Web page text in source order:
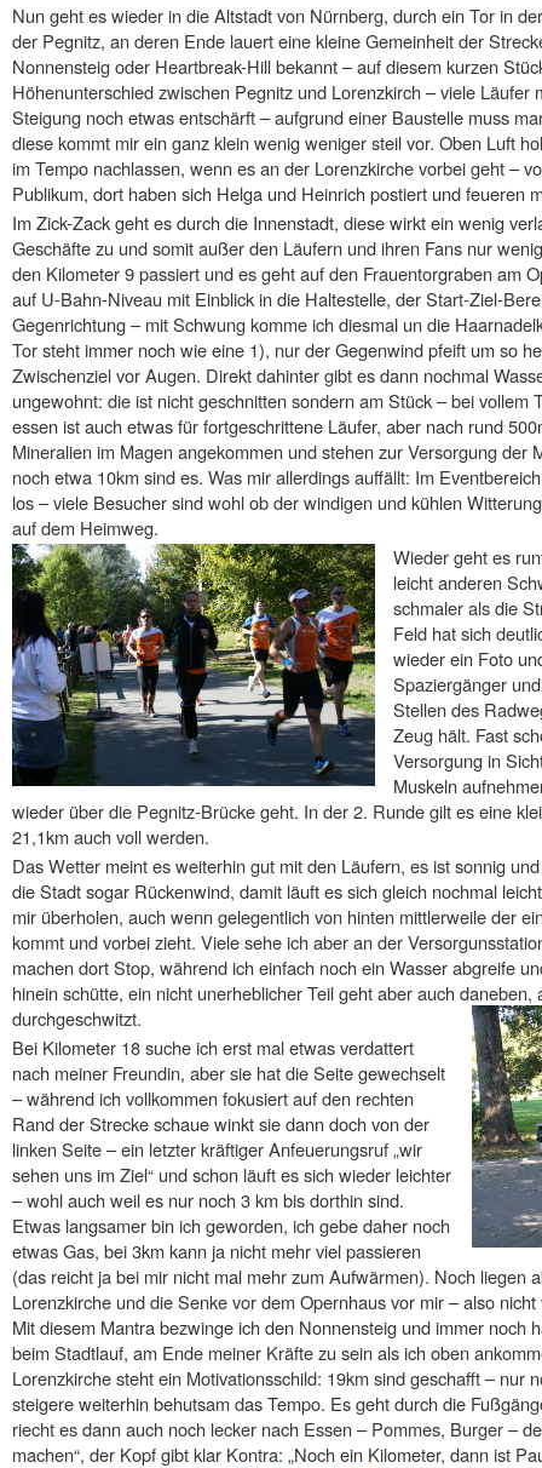
Nun geht es wieder in die Altstadt von Nürnberg, durch ein Tor in
der Pegnitz, an deren Ende lauert eine kleine Gemeinheit der
Nonnensteig oder Heartbreak-Hill bekannt – auf diesem kurzen
Höhenunterschied zwischen Pegnitz und Lorenzkirch – viele Läufer
Steigung noch etwas entschärft – aufgrund einer Baustelle muss
diese kommt mir ein ganz klein wenig weniger steil vor. Oben Luft
im Tempo nachlassen, wenn es an der Lorenzkirche vorbei geht –
Publikum, dort haben sich Helga und Heinrich postiert und feueren
Im Zick-Zack geht es durch die Innenstadt, diese wirkt ein wenig
Geschäfte zu und somit außer den Läufern und ihren Fans nur
den Kilometer 9 passiert und es geht auf den Frauentorgraben am
auf U-Bahn-Niveau mit Einblick in die Haltestelle, der Start-Ziel-
Gegenrichtung – mit Schwung komme ich diesmal un die
Tor steht immer noch wie eine 1), nur der Gegenwind pfeift um so
Zwischenziel vor Augen. Direkt dahinter gibt es dann nochmal
ungewohnt: die ist nicht geschnitten sondern am Stück – bei vollem
essen ist auch etwas für fortgeschrittene Läufer, aber nach rund
Mineralien im Magen angekommen und stehen zur Versorgung der
noch etwa 10km sind es. Was mir allerdings auffällt: Im
los – viele Besucher sind wohl ob der windigen und kühlen
auf dem Heimweg.
Wieder geht es
leicht anderen
schmaler als die
Feld hat sich
wieder ein Foto
Spaziergänger
Stellen des
Zeug hält. Fast
Versorgung in
Muskeln
wieder über die Pegnitz-Brücke geht. In der 2. Runde gilt es eine
21,1km auch voll werden.
Das Wetter meint es weiterhin gut mit den Läufern, es ist sonnig
die Stadt sogar Rückenwind, damit läuft es sich gleich nochmal
mir überholen, auch wenn gelegentlich von hinten mittlerweile der
kommt und vorbei zieht. Viele sehe ich aber an der
machen dort Stop, während ich einfach noch ein Wasser abgreife
hinein schütte, ein nicht unerheblicher Teil geht aber auch
durchgeschwitzt.
Bei Kilometer 18 suche ich erst mal etwas verdattert
nach meiner Freundin, aber sie hat die Seite gewechselt
– während ich vollkommen fokusiert auf den rechten
Rand der Strecke schaue winkt sie dann doch von der
linken Seite – ein letzter kräftiger Anfeuerungsruf „wir
sehen uns im Ziel“ und schon läuft es sich wieder leichter
– wohl auch weil es nur noch 3 km bis dorthin sind.
Etwas langsamer bin ich geworden, ich gebe daher noch
etwas Gas, bei 3km kann ja nicht mehr viel passieren
(das reicht ja bei mir nicht mal mehr zum Aufwärmen). Noch liegen
Lorenzkirche und die Senke vor dem Opernhaus vor mir – also
Mit diesem Mantra bezwinge ich den Nonnensteig und immer noch
beim Stadtlauf, am Ende meiner Kräfte zu sein als ich oben
Lorenzkirche steht ein Motivationsschild: 19km sind geschafft – nur
steigere weiterhin behutsam das Tempo. Es geht durch die
riecht es dann auch noch lecker nach Essen – Pommes, Burger –
machen“, der Kopf gibt klar Kontra: „Noch ein Kilometer, dann ist